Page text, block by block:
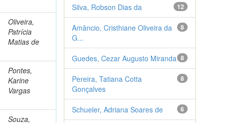
Oliveira,
Patrícia
Matias de
Pontes,
Karine
Vargas
Souza,
12
Silva, Robson Dias da
8
Amâncio, Cristhiane Oliveira da
G...
8
Guedes, Cezar Augusto Miranda
8
Pereira, Tatiana Cotta
Gonçalves
6
Schueler, Adriana Soares de